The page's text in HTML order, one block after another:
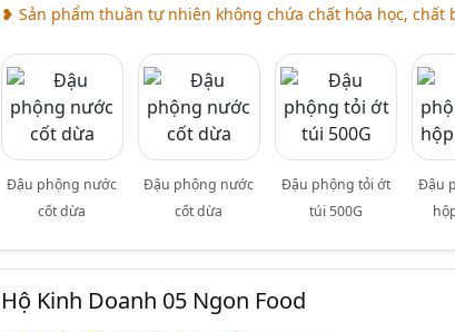
❥ Sản phẩm thuần tự nhiên không chứa chất hóa học, chất
Đậu phộng nước
cốt dừa
Đậu phộng nước
cốt dừa
Đậu phộng tỏi ớt
túi 500G
Đậu
Hộ Kinh Doanh 05 Ngon Food